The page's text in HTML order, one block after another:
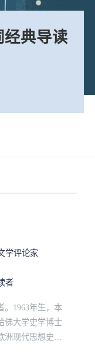
经典导读
学评论家
者
。1963年生，本
佛大学史学博士
洲现代思想史、